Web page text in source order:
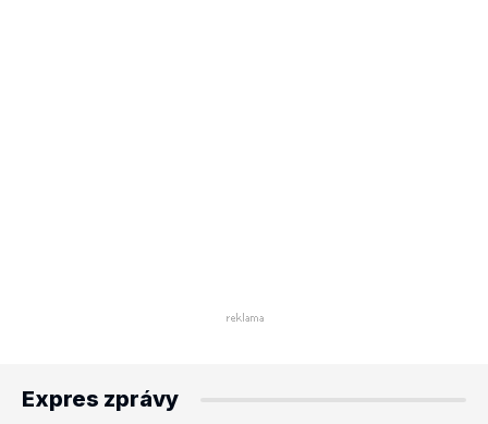
Expres zprávy